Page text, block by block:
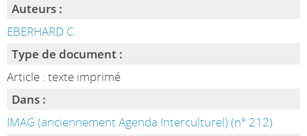
Auteurs :
EBERHARD C.
Type de document :
Article : texte imprimé
Dans :
IMAG (anciennement Agenda Interculturel) (n° 212)